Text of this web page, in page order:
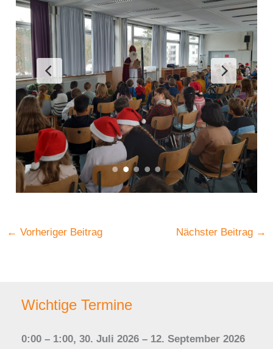
← Vorheriger Beitrag Nächster Beitrag →
Wichtige Termine
0:00 – 1:00, 30. Juli 2026 – 12. September 2026